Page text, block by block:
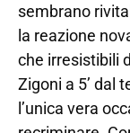
sembrano
la reazione
che irresistibili
Zigoni a 5’ dal
l’unica vera